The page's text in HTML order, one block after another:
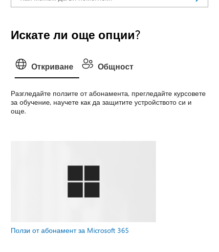
Искате ли още опции?
Откриване Общност
Разгледайте ползите от абонамента, прегледайте курсовете
за обучение, научете как да защитите устройството си и
още.
Ползи от абонамент за Microsoft 365